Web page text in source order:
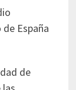
España
de